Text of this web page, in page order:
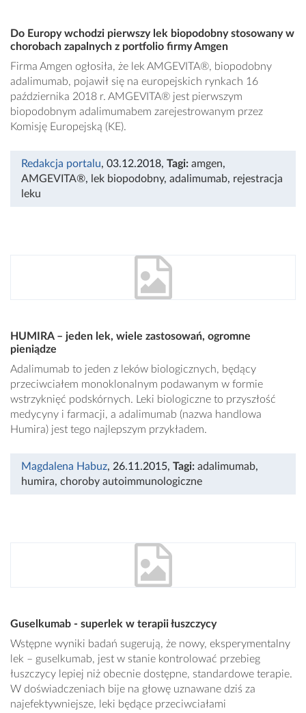
Do Europy wchodzi pierwszy lek biopodobny stosowany w
chorobach zapalnych z portfolio firmy Amgen
Firma Amgen ogłosiła, że lek AMGEVITA®, biopodobny
adalimumab, pojawił się na europejskich rynkach 16
października 2018 r. AMGEVITA® jest pierwszym
biopodobnym adalimumabem zarejestrowanym przez
Komisję Europejską (KE).
Redakcja portalu, 03.12.2018, Tagi: amgen,
AMGEVITA®, lek biopodobny, adalimumab, rejestracja
leku
HUMIRA – jeden lek, wiele zastosowań, ogromne
pieniądze
Adalimumab to jeden z leków biologicznych, będący
przeciwciałem monoklonalnym podawanym w formie
wstrzyknięć podskórnych. Leki biologiczne to przyszłość
medycyny i farmacji, a adalimumab (nazwa handlowa
Humira) jest tego najlepszym przykładem.
Magdalena Habuz, 26.11.2015, Tagi: adalimumab,
humira, choroby autoimmunologiczne
Guselkumab - superlek w terapii łuszczycy
Wstępne wyniki badań sugerują, że nowy, eksperymentalny
lek – guselkumab, jest w stanie kontrolować przebieg
łuszczycy lepiej niż obecnie dostępne, standardowe terapie.
W doświadczeniach bije na głowę uznawane dziś za
najefektywniejsze, leki będące przeciwciałami